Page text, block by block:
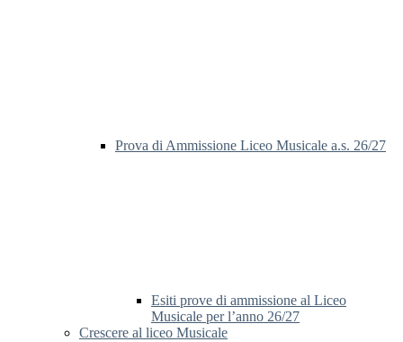
Prova di Ammissione Liceo Musicale a.s. 26/27
Esiti prove di ammissione al Liceo
Musicale per l’anno 26/27
Crescere al liceo Musicale